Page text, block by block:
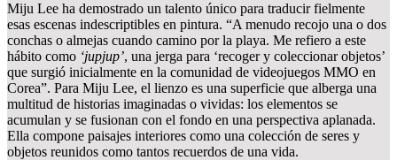
Miju Lee ha demostrado un talento único para traducir fielmente
esas escenas indescriptibles en pintura. “A menudo recojo una o dos
conchas o almejas cuando camino por la playa. Me refiero a este
hábito como ‘jupjup’, una jerga para ‘recoger y coleccionar objetos’
que surgió inicialmente en la comunidad de videojuegos MMO en
Corea”. Para Miju Lee, el lienzo es una superficie que alberga una
multitud de historias imaginadas o vividas: los elementos se
acumulan y se fusionan con el fondo en una perspectiva aplanada.
Ella compone paisajes interiores como una colección de seres y
objetos reunidos como tantos recuerdos de una vida.